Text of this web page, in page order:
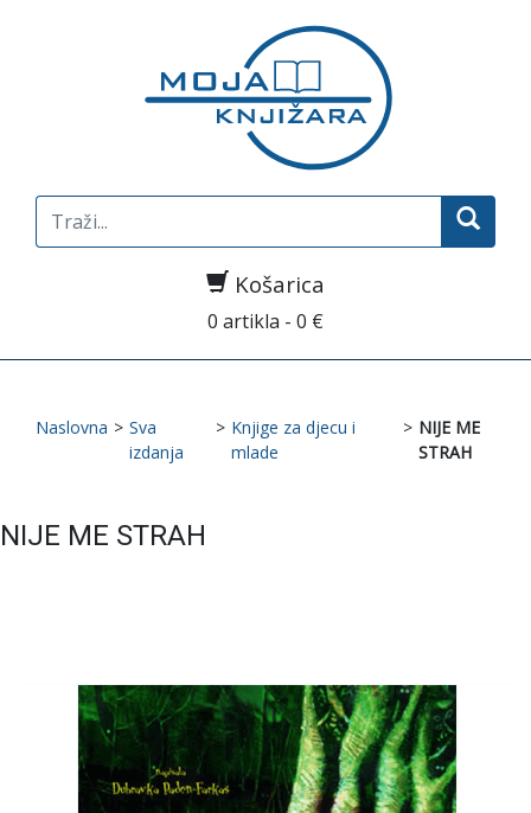
Search
for:
Košarica
0 artikla - 0 €
Naslovna > Sva
izdanja
> Knjige za djecu i
mlade
> NIJE ME
STRAH
NIJE ME STRAH